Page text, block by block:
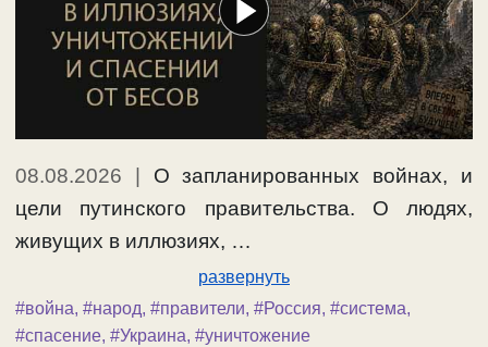
08.08.2026 | О запланированных войнах, и
цели путинского правительства. О людях,
живущих в иллюзиях, …
развернуть
#война, #народ, #правители, #Россия, #система,
#спасение, #Украина, #уничтожение